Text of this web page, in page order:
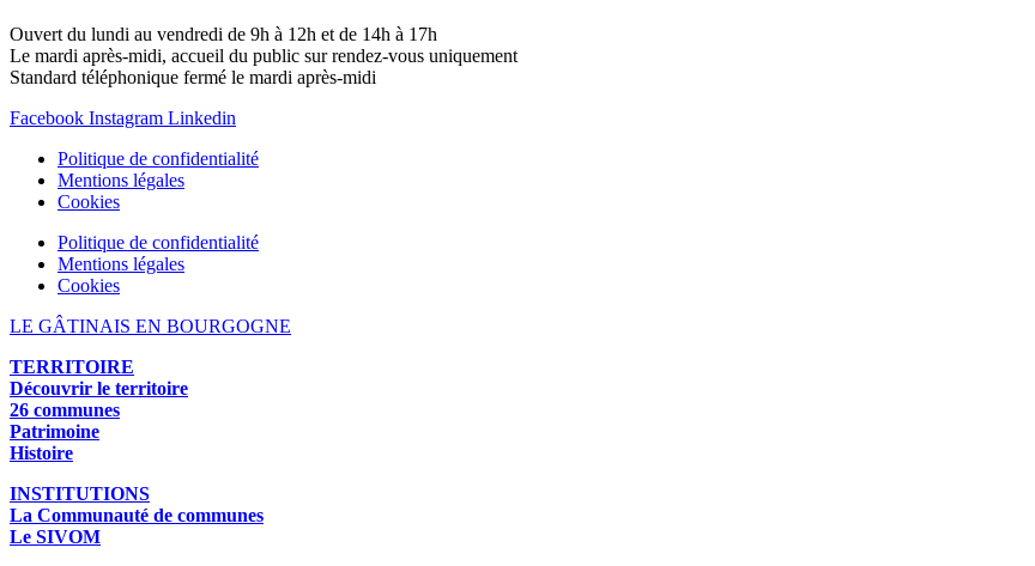
Ouvert du lundi au vendredi de 9h à 12h et de 14h à 17h
Le mardi après-midi, accueil du public sur rendez-vous uniquement
Standard téléphonique fermé le mardi après-midi
Facebook Instagram Linkedin
Politique de confidentialité
Mentions légales
Cookies
Politique de confidentialité
Mentions légales
Cookies
LE GÂTINAIS EN BOURGOGNE
TERRITOIRE
Découvrir le territoire
26 communes
Patrimoine
Histoire
INSTITUTIONS
La Communauté de communes
Le SIVOM